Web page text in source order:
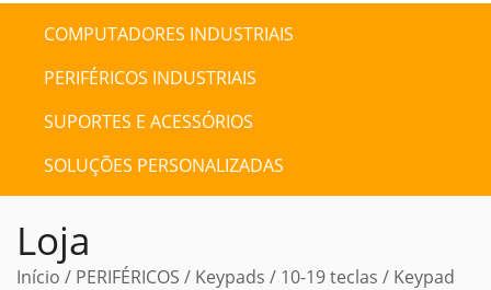
COMPUTADORES INDUSTRIAIS
PERIFÉRICOS INDUSTRIAIS
SUPORTES E ACESSÓRIOS
SOLUÇÕES PERSONALIZADAS
Loja
Início / PERIFÉRICOS / Keypads / 10-19 teclas / Keypad